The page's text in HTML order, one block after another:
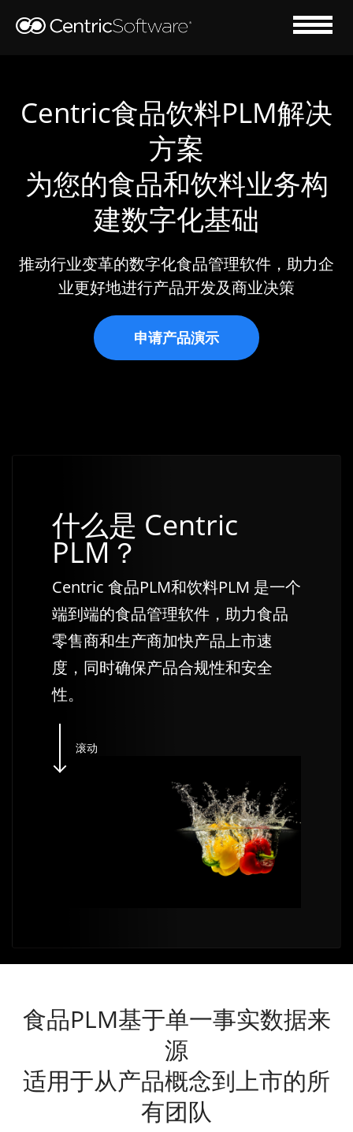
Centric食品饮料PLM解决
方案
为您的食品和饮料业务构
建数字化基础
推动行业变革的数字化食品管理软件，助力企
业更好地进行产品开发及商业决策
申请产品演示
什么是 Centric
PLM？
Centric 食品PLM和饮料PLM 是一个
端到端的食品管理软件，助力食品
零售商和生产商加快产品上市速
度，同时确保产品合规性和安全
性。
滚动
食品PLM基于单一事实数据来
源
适用于从产品概念到上市的所
有团队